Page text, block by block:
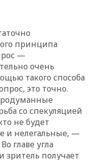
принципа
—
очень
такого способа
это точно.
со спекуляцией
не будет
и нелегальные, —
главе угла
зритель получает